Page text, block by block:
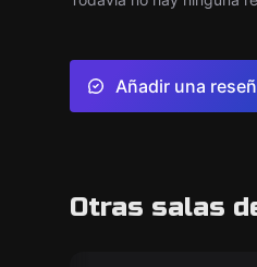
Añadir una
Otras salas